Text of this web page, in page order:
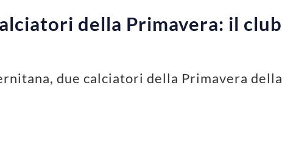
della Primavera: il club
due calciatori della Primavera della